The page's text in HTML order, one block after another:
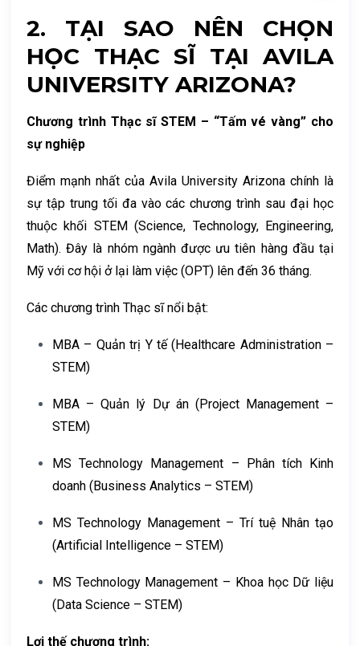
2. TẠI SAO NÊN CHỌN
HỌC THẠC SĨ TẠI AVILA
UNIVERSITY ARIZONA?
Chương trình Thạc sĩ STEM – “Tấm vé vàng” cho
sự nghiệp
Điểm mạnh nhất của Avila University Arizona chính là
sự tập trung tối đa vào các chương trình sau đại học
thuộc khối STEM (Science, Technology, Engineering,
Math). Đây là nhóm ngành được ưu tiên hàng đầu tại
Mỹ với cơ hội ở lại làm việc (OPT) lên đến 36 tháng.
Các chương trình Thạc sĩ nổi bật:
MBA – Quản trị Y tế (Healthcare Administration –
STEM)
MBA – Quản lý Dự án (Project Management –
STEM)
MS Technology Management – Phân tích Kinh
doanh (Business Analytics – STEM)
MS Technology Management – Trí tuệ Nhân tạo
(Artificial Intelligence – STEM)
MS Technology Management – Khoa học Dữ liệu
(Data Science – STEM)
Lợi thế chương trình: